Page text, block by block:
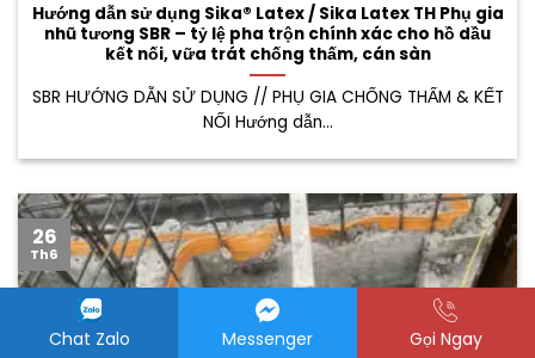
Hướng dẫn sử dụng Sika® Latex / Sika Latex TH Phụ gia
nhũ tương SBR – tỷ lệ pha trộn chính xác cho hồ dầu
kết nối, vữa trát chống thấm, cán sàn
SBR HƯỚNG DẪN SỬ DỤNG // PHỤ GIA CHỐNG THẤM & KẾT
NỐI Hướng dẫn...
26
Th6
Chat Zalo Messenger Gọi Ngay